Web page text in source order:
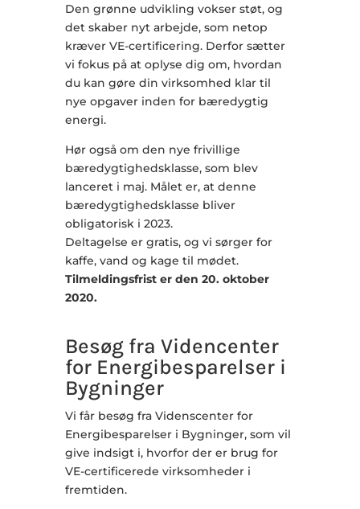
Den grønne udvikling vokser støt, og
det skaber nyt arbejde, som netop
kræver VE-certificering. Derfor sætter
vi fokus på at oplyse dig om, hvordan
du kan gøre din virksomhed klar til
nye opgaver inden for bæredygtig
energi.
Hør også om den nye frivillige
bæredygtighedsklasse, som blev
lanceret i maj. Målet er, at denne
bæredygtighedsklasse bliver
obligatorisk i 2023.
Deltagelse er gratis, og vi sørger for
kaffe, vand og kage til mødet.
Tilmeldingsfrist er den 20. oktober
2020.
Besøg fra Videncenter
for Energibesparelser i
Bygninger
Vi får besøg fra Videnscenter for
Energibesparelser i Bygninger, som vil
give indsigt i, hvorfor der er brug for
VE-certificerede virksomheder i
fremtiden.